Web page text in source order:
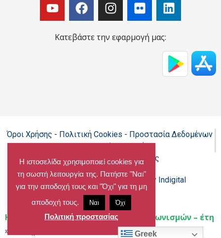
Κατεβάστε την εφαρμογή μας:
Όροι Χρήσης - Πολιτική Cookies - Προστασία Δεδομένων
Προσωπικού Χαρακτήρα
Δήλωση προσβασιμότητας
Copyright@chalandri.gr Powered by Indigital
Home Ο ΔΗΜΟΣ»Διακηρύξεις διαγωνισμών – έτη
»
Η ιστοσελίδα χρησιμοποιεί cookies για
τη σωστή λειτουργία της. Πατήστε "Ναι"
για την αποδοχή τους και "Όχι" για τη μη
αποδοχή τους.
Ναι Όχι
Πολιτική προστασίας
Greek